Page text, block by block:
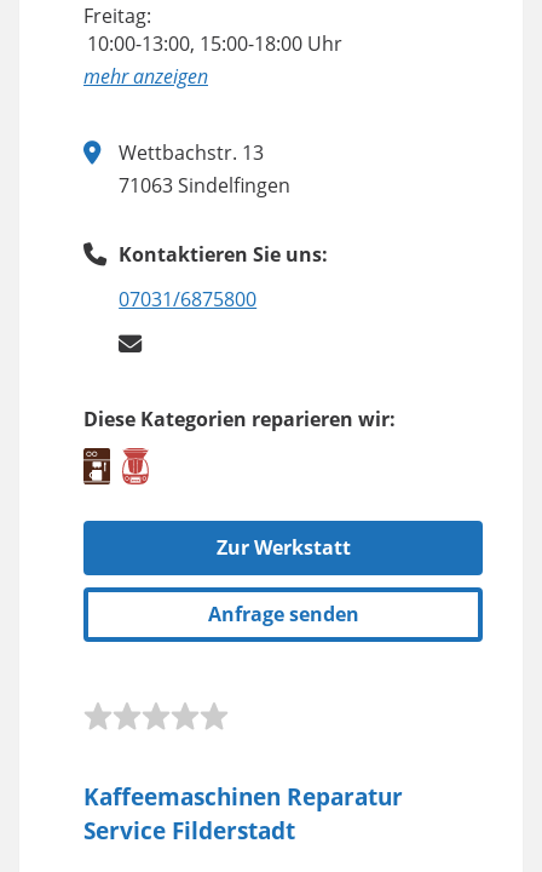
Freitag:
10:00-13:00, 15:00-18:00 Uhr
anzeigen
Wettbachstr. 13
71063 Sindelfingen
Kontaktieren Sie uns:
07031/6875800
Diese Kategorien reparieren wir:
Zur Werkstatt
Anfrage senden
Kaffeemaschinen Reparatur
Service Filderstadt